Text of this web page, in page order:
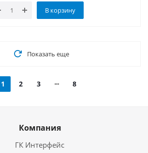
В корзину
Показать еще
1 2 3 8
Компания
ГК Интерфейс